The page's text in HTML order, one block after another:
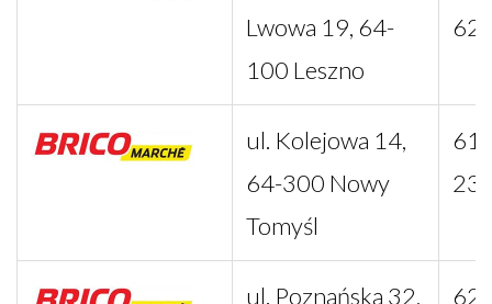
Lwowa 19, 64-
100 Leszno
62
ul. Kolejowa 14,
64-300 Nowy
Tomyśl
61
23
ul. Poznańska 32,
62